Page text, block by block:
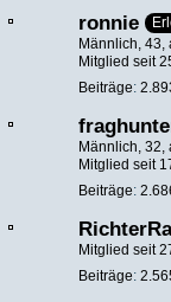
ronnie
Männlich 43
Mitglied seit
Beiträge
Männlich 32
Mitglied seit
Beiträge
Mitglied seit
Beiträge